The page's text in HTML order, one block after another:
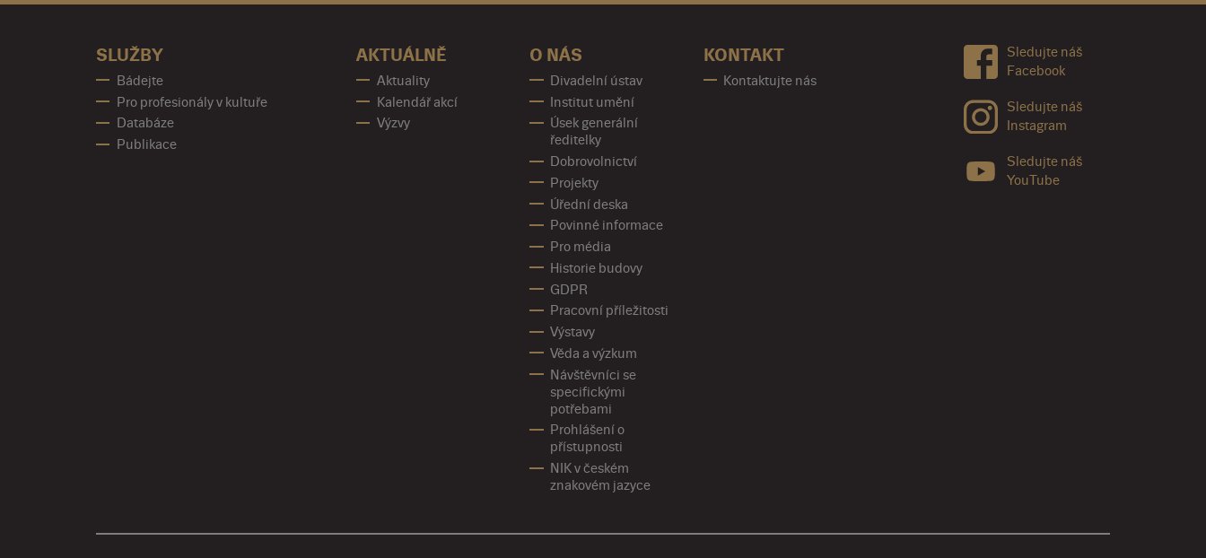
SLUŽBY
Bádejte
Pro profesionály v kultuře
Databáze
Publikace
AKTUÁLNĚ
Aktuality
Kalendář akcí
Výzvy
O NÁS
Divadelní ústav
Institut umění
Úsek generální
ředitelky
Dobrovolnictví
Projekty
Úřední deska
Povinné informace
Pro média
Historie budovy
GDPR
Pracovní příležitosti
Výstavy
Věda a výzkum
Návštěvníci se
specifickými
potřebami
Prohlášení o
přístupnosti
NIK v českém
znakovém jazyce
KONTAKT
Kontaktujte nás
Sledujte náš
Facebook
Sledujte náš
Instagram
Sledujte náš
YouTube